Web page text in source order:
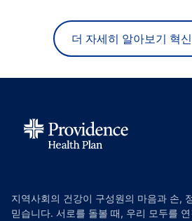
더 자세히 알아보기 혁
지역사회의 건강이 구성원의 마음과 손,
믿습니다. 서로를 돌볼 때, 우리 모두를